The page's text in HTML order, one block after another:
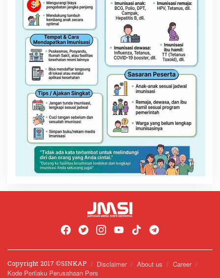
Copyright 2017 ©️SINKAP Disclaimer About us
Career
Kode Perilaku Perusahaan Pers